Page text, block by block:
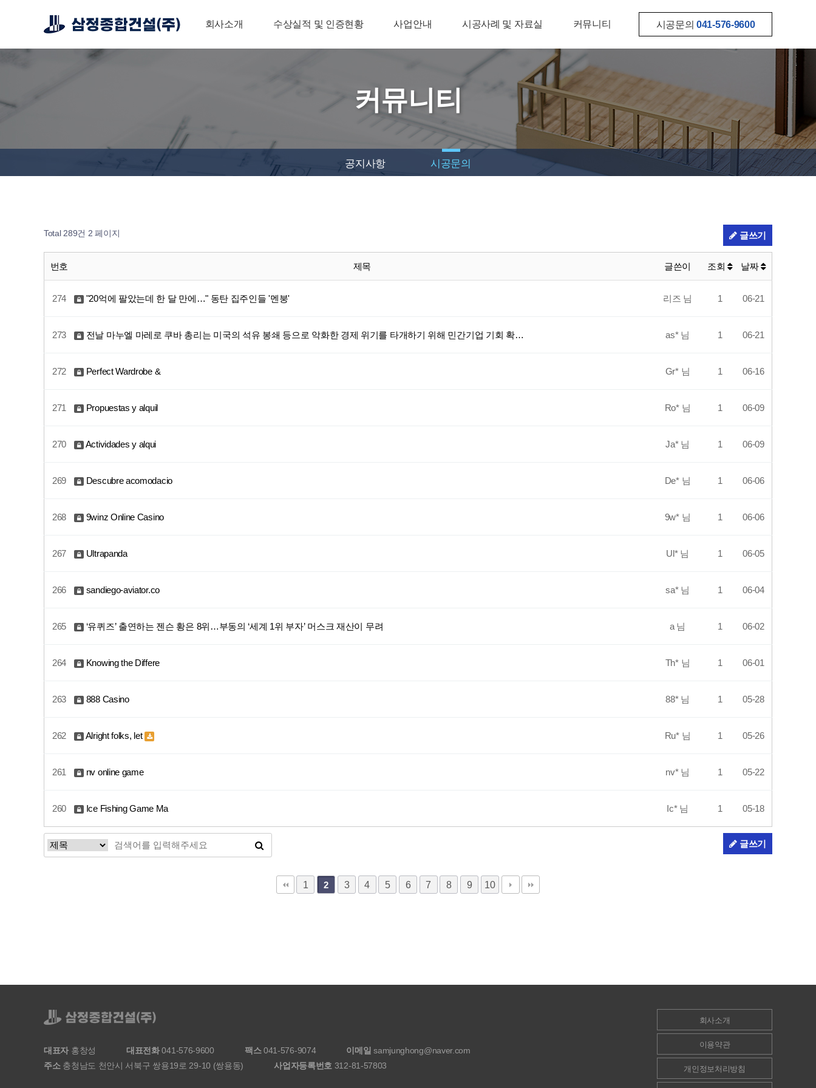
회사소개 수상실적 및 인증현황 사업안내 시공사례 및 자료실 커뮤니티 시공문의041-576-9600
커뮤니티
공지사항 시공문의
Total 289건 2 페이지 글쓰기
번호 제목 글쓴이 조회 날짜
274 "20억에 팔았는데 한 달 만에…" 동탄 집주인들 '멘붕' 리즈 님 1 06-21
273 전날 마누엘 마레로 쿠바 총리는 미국의 석유 봉쇄 등으로 악화한 경제 위기를 타개하기 위해 민간기업 기회 확… as* 님 1 06-21
272 Perfect Wardrobe & Gr* 님 1 06-16
271 Propuestas y alquil Ro* 님 1 06-09
270 Actividades y alqui Ja* 님 1 06-09
269 Descubre acomodacio De* 님 1 06-06
268 9winz Online Casino 9w* 님 1 06-06
267 Ultrapanda Ul* 님 1 06-05
266 sandiego-aviator.co sa* 님 1 06-04
265 ‘유퀴즈’ 출연하는 젠슨 황은 8위…부동의 ‘세계 1위 부자’ 머스크 재산이 무려 a 님 1 06-02
264 Knowing the Differe Th* 님 1 06-01
263 888 Casino 88* 님 1 05-28
262 Alright folks, let Ru* 님 1 05-26
261 nv online game nv* 님 1 05-22
260 Ice Fishing Game Ma Ic* 님 1 05-18
글쓰기
1 2 3 4 5 6 7 8 9 10
대표자 홍창성 대표전화041-576-9600 팩스041-576-9074 이메일 samjunghong@naver.com
주소충청남도 천안시 서북구 쌍용19로 29-10 (쌍용동) 사업자등록번호 312-81-57803
회사소개
이용약관
개인정보처리방침